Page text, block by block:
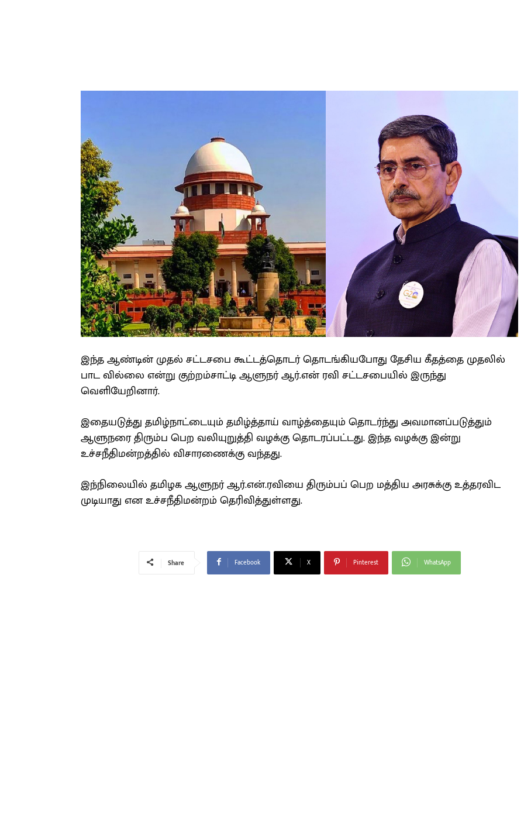
இந்த ஆண்டின் முதல் சட்டசபை கூட்டத்தொடர் தொடங்கியபோது தேசிய கீதத்தை முதலில்
பாட வில்லை என்று குற்றம்சாட்டி ஆளுநர் ஆர்.என் ரவி சட்டசபையில் இருந்து
வெளியேறினார்.
இதையடுத்து தமிழ்நாட்டையும் தமிழ்த்தாய் வாழ்த்தையும் தொடர்ந்து அவமானப்படுத்தும்
ஆளுநரை திரும்ப பெற வலியுறுத்தி வழக்கு தொடரப்பட்டது. இந்த வழக்கு இன்று
உச்சநீதிமன்றத்தில் விசாரணைக்கு வந்தது.
இந்நிலையில் தமிழக ஆளுநர் ஆர்.என்.ரவியை திரும்பப் பெற மத்திய அரசுக்கு உத்தரவிட
முடியாது என உச்சநீதிமன்றம் தெரிவித்துள்ளது.
Share Facebook X Pinterest WhatsApp